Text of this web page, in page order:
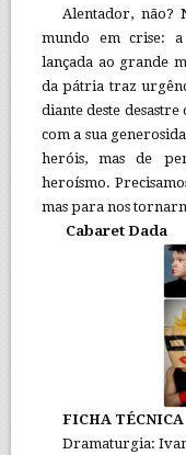
Alentador, não?
mundo em crise: a
lançada ao grande
da pátria traz
diante deste
com a sua
heróis, mas de
heroísmo.
mas para nos
Cabaret Dada
FICHA TÉCNICA
Dramaturgia: